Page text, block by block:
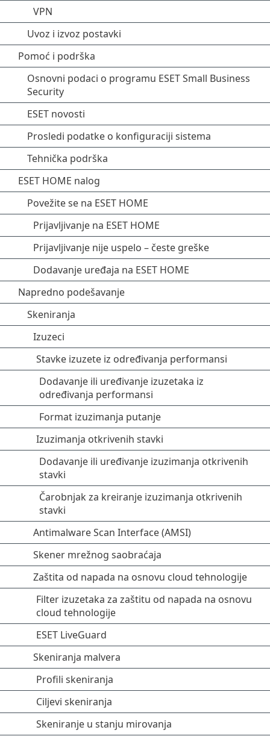
VPN
Uvoz i izvoz postavki
Pomoć i podrška
Osnovni podaci o programu ESET Small Business
Security
ESET novosti
Prosledi podatke o konfiguraciji sistema
Tehnička podrška
ESET HOME nalog
Povežite se na ESET HOME
Prijavljivanje na ESET HOME
Prijavljivanje nije uspelo – česte greške
Dodavanje uređaja na ESET HOME
Napredno podešavanje
Skeniranja
Izuzeci
Stavke izuzete iz određivanja performansi
Dodavanje ili uređivanje izuzetaka iz
određivanja performansi
Format izuzimanja putanje
Izuzimanja otkrivenih stavki
Dodavanje ili uređivanje izuzimanja otkrivenih
stavki
Čarobnjak za kreiranje izuzimanja otkrivenih
stavki
Antimalware Scan Interface (AMSI)
Skener mrežnog saobraćaja
Zaštita od napada na osnovu cloud tehnologije
Filter izuzetaka za zaštitu od napada na osnovu
cloud tehnologije
ESET LiveGuard
Skeniranja malvera
Profili skeniranja
Ciljevi skeniranja
Skeniranje u stanju mirovanja